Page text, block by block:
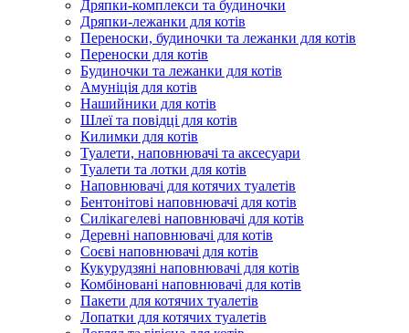
Дряпки-комплекси та будиночки
Дряпки-лежанки для котів
Переноски, будиночки та лежанки для котів
Переноски для котів
Будиночки та лежанки для котів
Амуніція для котів
Нашийники для котів
Шлеї та повідці для котів
Килимки для котів
Туалети, наповнювачі та аксесуари
Туалети та лотки для котів
Наповнювачі для котячих туалетів
Бентонітові наповнювачі для котів
Силікагелеві наповнювачі для котів
Деревні наповнювачі для котів
Соєві наповнювачі для котів
Кукурудзяні наповнювачі для котів
Комбіновані наповнювачі для котів
Пакети для котячих туалетів
Лопатки для котячих туалетів